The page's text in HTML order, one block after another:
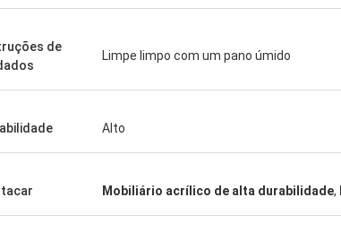
Benson.
que os seus produtos são
também bom serviço pós-
de
Limpe limpo com um pano úmido
Alto
Mobiliário acrílico de alta durabilidade,